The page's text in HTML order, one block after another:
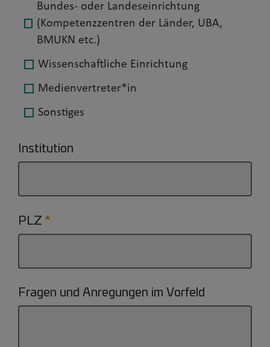
Bundes- oder Landeseinrichtung
(Kompetenzzentren der Länder, UBA,
BMUKN etc.)
Wissenschaftliche Einrichtung
Medienvertreter*in
Sonstiges
Institution
PLZ
Fragen und Anregungen im Vorfeld